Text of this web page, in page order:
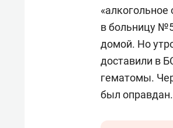
в больницу
домой. Но
доставили в
гематомы.
был оправдан.